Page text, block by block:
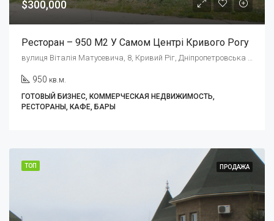
$300,000
Ресторан – 950 М2 У Самом Центрі Кривого Рогу
950 кв.м.
ГОТОВЫЙ БИЗНЕС, КОММЕРЧЕСКАЯ НЕДВИЖИМОСТЬ,
РЕСТОРАНЫ, КАФЕ, БАРЫ
ТОП ПРОДАЖА